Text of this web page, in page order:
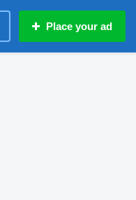
Place your ad